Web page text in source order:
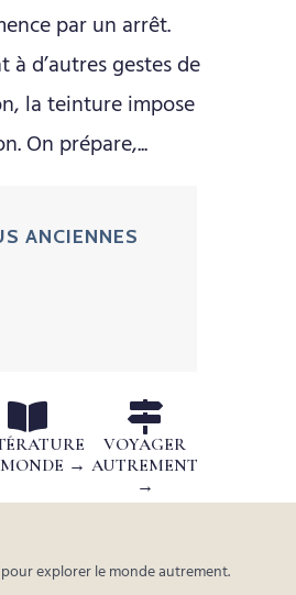
par un arrêt.
à d’autres gestes de
la teinture impose
On prépare,...
ANCIENNES

→

VOYAGER
AUTREMENT
→
explorer le monde autrement.